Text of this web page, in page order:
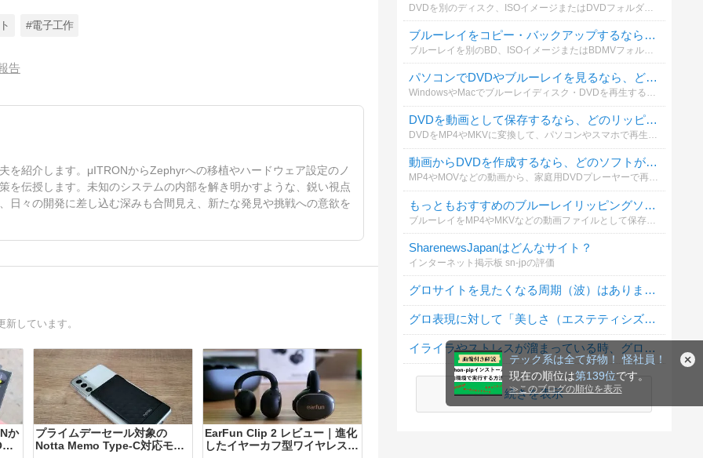
テック系は全て好物！ 怪社員！
現在の順位は第139位です。
≫ このブログの順位を表示
#電子工作
告
を紹介します。μITRONからZephyrへの移植やハードウェア設定のノ
を伝授します。未知のシステムの内部を解き明かすような、鋭い視点
日々の開発に差し込む深みも合間見え、新たな発見や挑戦への意欲を
しています。
か
プライムデーセール対象の
Notta Memo Type-C対応モデ
EarFun Clip 2 レビュー｜進化
したイヤーカフ型ワイヤレスイ
ブルーレイをコピー・バックアップするなら、どのソフトがおすすめですか？
ブルーレイを別のBD、ISOイメージまたはBDMVフォルダーとして保存する際、実際に利用しているソフトを教えてください。
パソコンでDVDやブルーレイを見るなら、どの再生ソフトがおすすめですか？
WindowsやMacでブルーレイディスク・DVDを再生する際、普段使っているソフトを教えてください。再生の安定性、画質、操作性などを基準に選んでください。
DVDを動画として保存するなら、どのリッピングソフトがおすすめですか？
DVDをMP4やMKVに変換して、パソコンやスマホで再生する場合に使っているソフトを教えてください。無料・有料を問わず投票できます。
動画からDVDを作成するなら、どのソフトが一番おすすめですか？
MP4やMOVなどの動画から、家庭用DVDプレーヤーで再生できるDVDを作成する場合に使っているソフトを教えてください。メニュー作成や字幕追加などの使いやすさも含めて選べます。
もっともおすすめのブルーレイリッピングソフトは何ですか？
SharenewsJapanはどんなサイト？
インターネット掲示板 sn-jpの評価
グロサイトを見たくなる周期（波）はありますか？
グロ表現に対して「美しさ（エステティシズム）」を感じることはありますか？
イライラやストレスが溜まっている時、グロサイトを見たくなる？
続きを表示